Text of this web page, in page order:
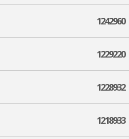
1242960
1229220
1228932
1218933